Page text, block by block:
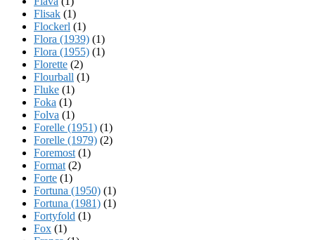
Flisak (1)
Flockerl (1)
Flora (1939) (1)
Flora (1955) (1)
Florette (2)
Flourball (1)
Fluke (1)
Foka (1)
Folva (1)
Forelle (1951) (1)
Forelle (1979) (2)
Foremost (1)
Format (2)
Forte (1)
Fortuna (1950) (1)
Fortuna (1981) (1)
Fortyfold (1)
Fox (1)